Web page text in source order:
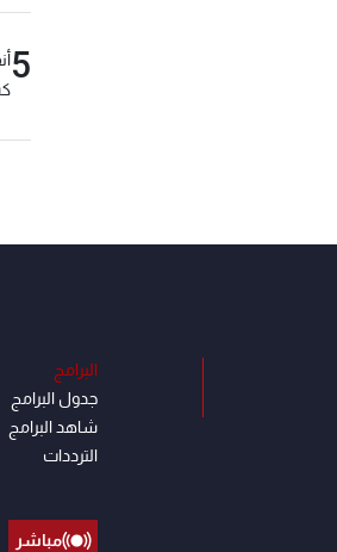
5
البرامج
جدول البرامج
شاهد البرامج
الترددات
مباشر